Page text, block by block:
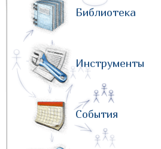
Библиотека
Инструменты
События